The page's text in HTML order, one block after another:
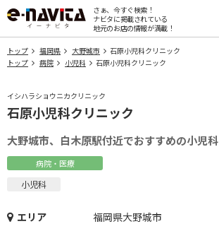
さぁ、今すぐ検索！
ナビタに掲載されている
地元のお店の情報が満載！
トップ 福岡県 大野城市
石原小児科クリニック
トップ
病院 小児科 石原小児科クリニック
イシハラショウニカクリニック
石原小児科クリニック
大野城市、白木原駅付近でおすすめの小児科
病院・医療
小児科
エリア
福岡県大野城市